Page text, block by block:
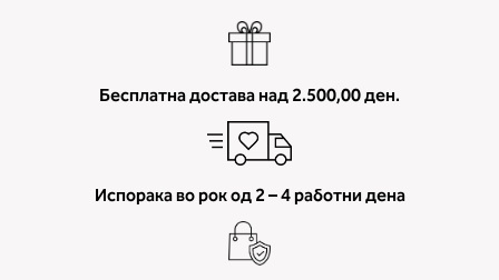
Бесплатна достава над 2.500,00 ден.
Испорака во рок од 2 – 4 работни дена